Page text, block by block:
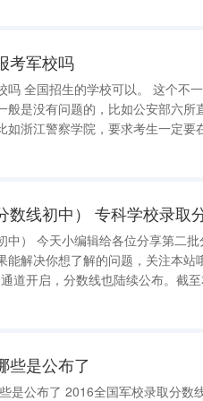
考军校吗
学校。
般是没有问题的，比如公安部六所
如浙江警察学院，要求考生一定要
径能读委培生??? 1
数线初中） 专科学校录取
中也会对第
解的问题，关注本站哦。 高考分数线2022年公
道开启，分数线也陆续公布。截
期为考生填报志愿提供参考。 四川 普通类各
些是公布了
了 2016全国军校录取分数线有哪些是